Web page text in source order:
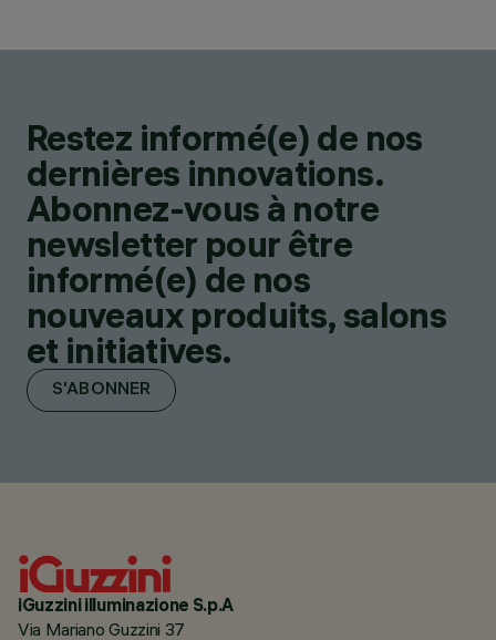
Restez informé(e) de nos
dernières innovations.
Abonnez-vous à notre
newsletter pour être
informé(e) de nos
nouveaux produits, salons
et initiatives.
S'ABONNER
iGuzzini illuminazione S.p.A
Via Mariano Guzzini 37